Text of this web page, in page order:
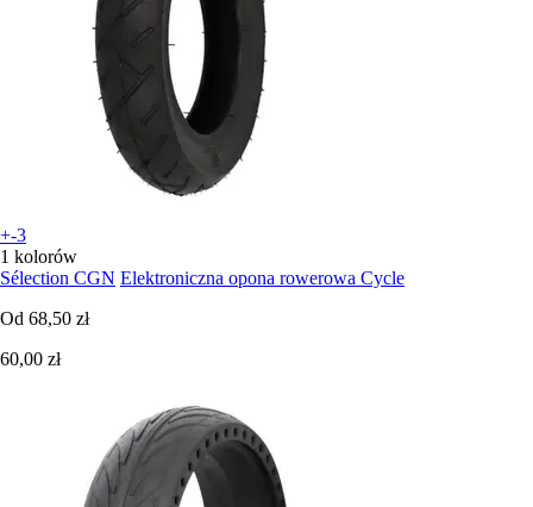
+-3
1 kolorów
Sélection CGN Elektroniczna opona rowerowa Cycle
Od 68,50 zł
60,00 zł